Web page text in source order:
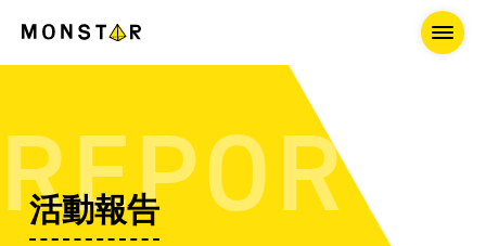
活動報告
REPORT